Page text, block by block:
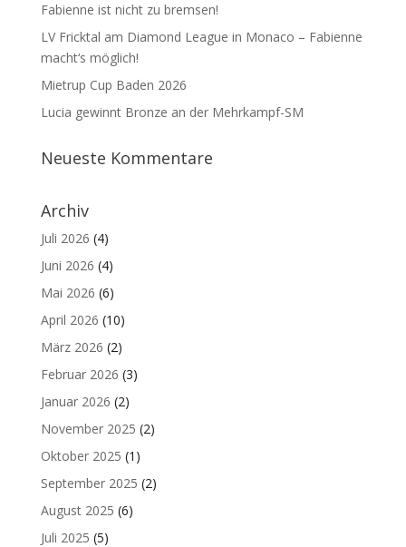
Fabienne ist nicht zu bremsen!
LV Fricktal am Diamond League in Monaco – Fabienne
macht‘s möglich!
Mietrup Cup Baden 2026
Lucia gewinnt Bronze an der Mehrkampf-SM
Neueste Kommentare
Archiv
Juli 2026 (4)
Juni 2026 (4)
Mai 2026 (6)
April 2026 (10)
März 2026 (2)
Februar 2026 (3)
Januar 2026 (2)
November 2025 (2)
Oktober 2025 (1)
September 2025 (2)
August 2025 (6)
Juli 2025 (5)